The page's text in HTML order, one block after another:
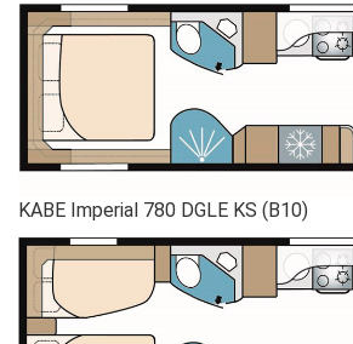
KABE Imperial 780 DGLE KS (B10)